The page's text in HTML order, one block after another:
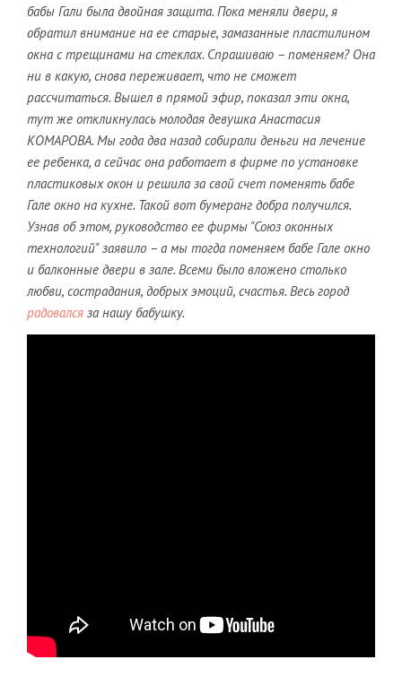
бабы Гали была двойная защита. Пока меняли двери, я
обратил внимание на ее старые, замазанные пластилином
окна с трещинами на стеклах. Спрашиваю – поменяем? Она
ни в какую, снова переживает, что не сможет
рассчитаться. Вышел в прямой эфир, показал эти окна,
тут же откликнулась молодая девушка Анастасия
КОМАРОВА. Мы года два назад собирали деньги на лечение
ее ребенка, а сейчас она работает в фирме по установке
пластиковых окон и решила за свой счет поменять бабе
Гале окно на кухне. Такой вот бумеранг добра получился.
Узнав об этом, руководство ее фирмы "Союз оконных
технологий" заявило – а мы тогда поменяем бабе Гале окно
и балконные двери в зале. Всеми было вложено столько
любви, сострадания, добрых эмоций, счастья. Весь город
радовался за нашу бабушку.